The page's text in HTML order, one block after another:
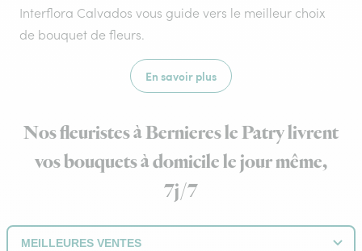
Interflora Calvados vous guide vers le meilleur choix
de bouquet de fleurs.
En savoir plus
Nos fleuristes à Bernieres le Patry livrent
vos bouquets à domicile le jour même,
7j/7